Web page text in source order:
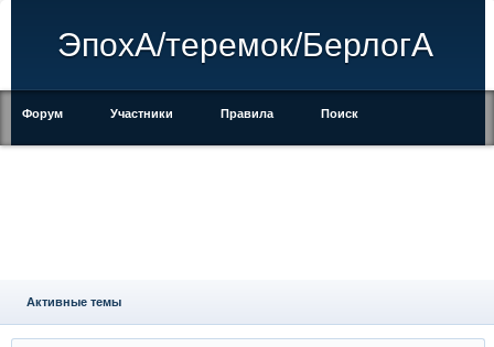
ЭпохА/теремок/БерлогА
Форум Участники Правила Поиск
Активные темы